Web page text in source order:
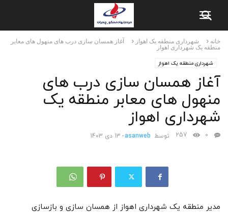
خانه شهرداری منطقه یک اهواز
آغاز همسان سازی درب های منهول های معابر
منطقه یک شهرداری اهواز
شهرداری منطقه یک اهواز
آغاز همسان سازی درب های
منهول های معابر منطقه یک
شهرداری اهواز
توسط asanweb
- 13 دی 1403 0
257
مدیر منطقه یک شهرداری اهواز از همسان سازی و بازسازی